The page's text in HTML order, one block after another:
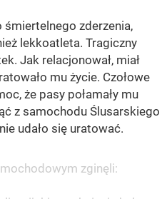
śmiertelnego zderzenia,
lekkoatleta. Tragiczny
Jak relacjonował, miał
mu życie. Czołowe
że pasy połamały mu
z samochodu Ślusarskiego
udało się uratować.
zginęli: